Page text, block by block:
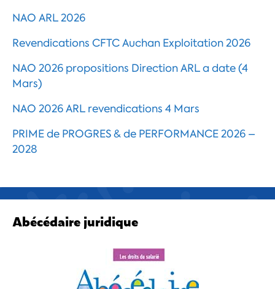
NAO ARL 2026
Revendications CFTC Auchan Exploitation 2026
NAO 2026 propositions Direction ARL a date (4
Mars)
NAO 2026 ARL revendications 4 Mars
PRIME de PROGRES & de PERFORMANCE 2026 –
2028
Abécédaire juridique